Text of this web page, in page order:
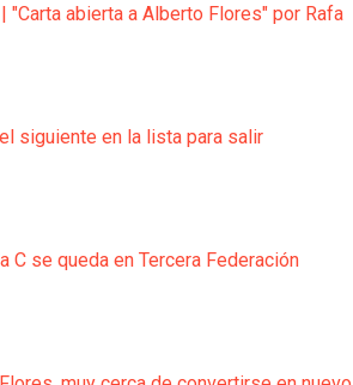
"Carta abierta a Alberto Flores" por Rafa
siguiente en la lista para salir
C se queda en Tercera Federación